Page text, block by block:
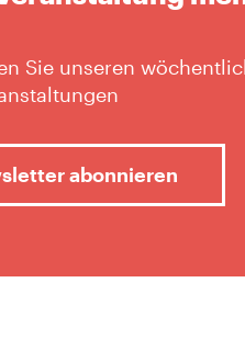
Sie unseren
abonnieren